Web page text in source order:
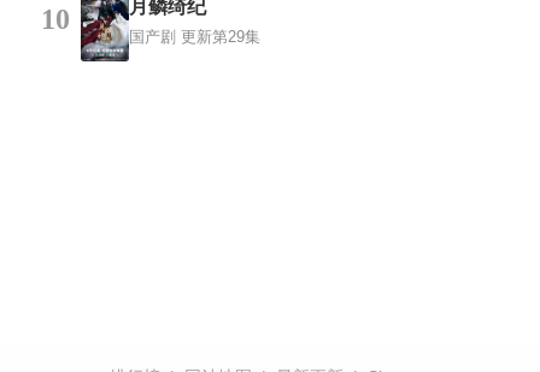
10 月鳞绮纪
国产剧 更新第29集